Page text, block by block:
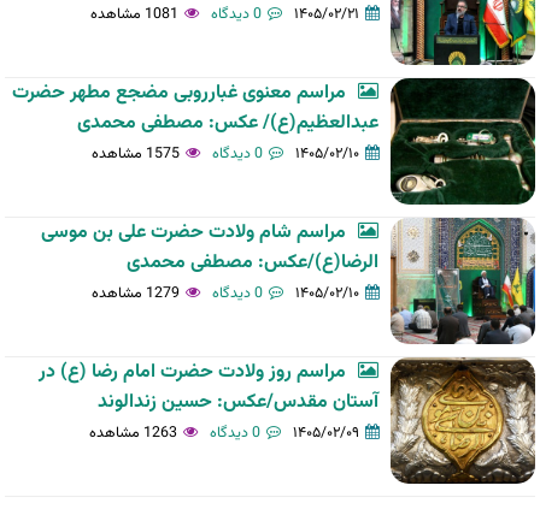
۱۴۰۵/۰۲/۲۱ 0 دیدگاه 1081 مشاهده
مراسم معنوی غبارروبی مضجع مطهر حضرت
عبدالعظیم(ع)/ عکس: مصطفی محمدی
۱۴۰۵/۰۲/۱۰ 0 دیدگاه 1575 مشاهده
مراسم شام ولادت حضرت علی بن موسی
الرضا(ع)/عکس: مصطفی محمدی
۱۴۰۵/۰۲/۱۰ 0 دیدگاه 1279 مشاهده
مراسم روز ولادت حضرت امام رضا (ع) در
آستان مقدس/عکس: حسین زندالوند
۱۴۰۵/۰۲/۰۹ 0 دیدگاه 1263 مشاهده